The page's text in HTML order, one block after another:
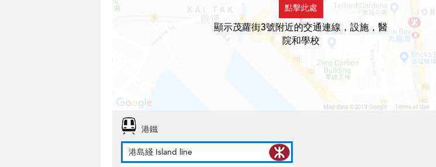
點擊此處
顯示茂蘿街3號附近的交通連線，設施，醫
院和學校
港鐵
港島綫 Island line